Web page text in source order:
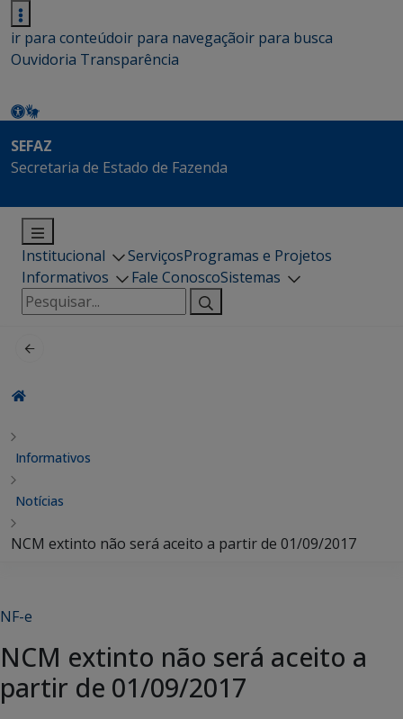
ir para conteúdoir para navegaçãoir para busca
Ouvidoria Transparência
SEFAZ
Secretaria de Estado de Fazenda
Institucional ServiçosProgramas e Projetos
Informativos
Fale ConoscoSistemas
Pesquisar
por:
Informativos
Notícias
NCM extinto não será aceito a partir de 01/09/2017
NF-e
NCM extinto não será aceito a
partir de 01/09/2017